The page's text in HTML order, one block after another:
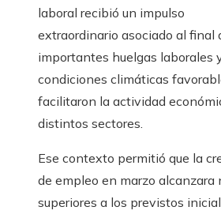
laboral recibió un impulso
extraordinario asociado al final
importantes huelgas laborales
condiciones climáticas
facilitaron la actividad
distintos sectores.
Ese contexto permitió que la
de empleo en marzo alcanzara
superiores a los previstos